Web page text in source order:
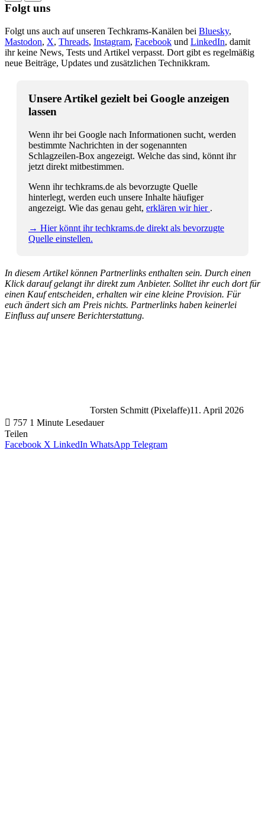
Folgt uns
Folgt uns auch auf unseren Techkrams-Kanälen bei Bluesky,
Mastodon, X, Threads, Instagram, Facebook und LinkedIn, damit
ihr keine News, Tests und Artikel verpasst. Dort gibt es regelmäßig
neue Beiträge, Updates und zusätzlichen Technikkram.
Unsere Artikel gezielt bei Google anzeigen
lassen
Wenn ihr bei Google nach Informationen sucht, werden
bestimmte Nachrichten in der sogenannten
Schlagzeilen-Box angezeigt. Welche das sind, könnt ihr
jetzt direkt mitbestimmen.
Wenn ihr techkrams.de als bevorzugte Quelle
hinterlegt, werden euch unsere Inhalte häufiger
angezeigt. Wie das genau geht, erklären wir hier .
→ Hier könnt ihr techkrams.de direkt als bevorzugte
Quelle einstellen.
In diesem Artikel können Partnerlinks enthalten sein. Durch einen
Klick darauf gelangt ihr direkt zum Anbieter. Solltet ihr euch dort für
einen Kauf entscheiden, erhalten wir eine kleine Provision. Für
euch ändert sich am Preis nichts. Partnerlinks haben keinerlei
Einfluss auf unsere Berichterstattung.
Torsten Schmitt (Pixelaffe)11. April 2026
757 1 Minute Lesedauer
Teilen
Facebook X LinkedIn WhatsApp Telegram